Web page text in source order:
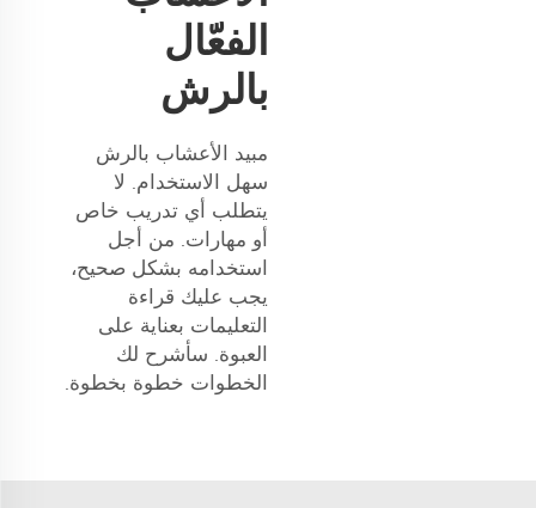
الفعّال
بالرش
مبيد الأعشاب بالرش
سهل الاستخدام. لا
يتطلب أي تدريب خاص
أو مهارات. من أجل
استخدامه بشكل صحيح،
يجب عليك قراءة
التعليمات بعناية على
العبوة. سأشرح لك
الخطوات خطوة بخطوة.